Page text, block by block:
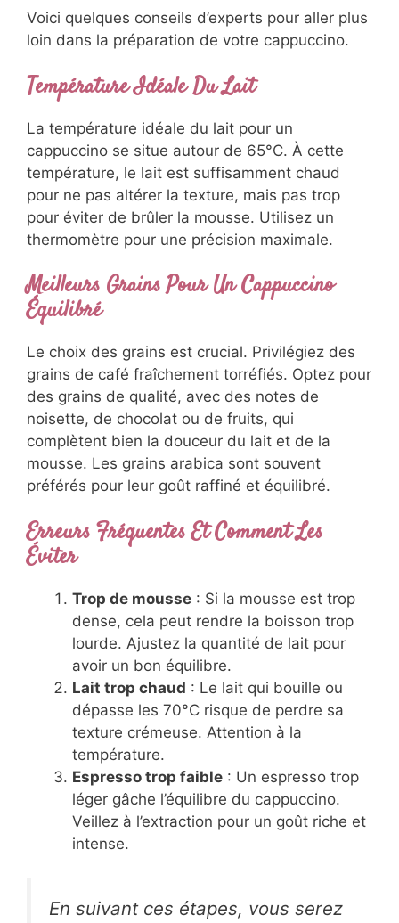
Voici quelques conseils d’experts pour aller plus
loin dans la préparation de votre cappuccino.
Température Idéale Du Lait
La température idéale du lait pour un
cappuccino se situe autour de 65°C. À cette
température, le lait est suffisamment chaud
pour ne pas altérer la texture, mais pas trop
pour éviter de brûler la mousse. Utilisez un
thermomètre pour une précision maximale.
Meilleurs Grains Pour Un Cappuccino
Équilibré
Le choix des grains est crucial. Privilégiez des
grains de café fraîchement torréfiés. Optez pour
des grains de qualité, avec des notes de
noisette, de chocolat ou de fruits, qui
complètent bien la douceur du lait et de la
mousse. Les grains arabica sont souvent
préférés pour leur goût raffiné et équilibré.
Erreurs Fréquentes Et Comment Les
Éviter
Trop de mousse : Si la mousse est trop
dense, cela peut rendre la boisson trop
lourde. Ajustez la quantité de lait pour
avoir un bon équilibre.
Lait trop chaud : Le lait qui bouille ou
dépasse les 70°C risque de perdre sa
texture crémeuse. Attention à la
température.
Espresso trop faible : Un espresso trop
léger gâche l’équilibre du cappuccino.
Veillez à l’extraction pour un goût riche et
intense.
En suivant ces étapes, vous serez